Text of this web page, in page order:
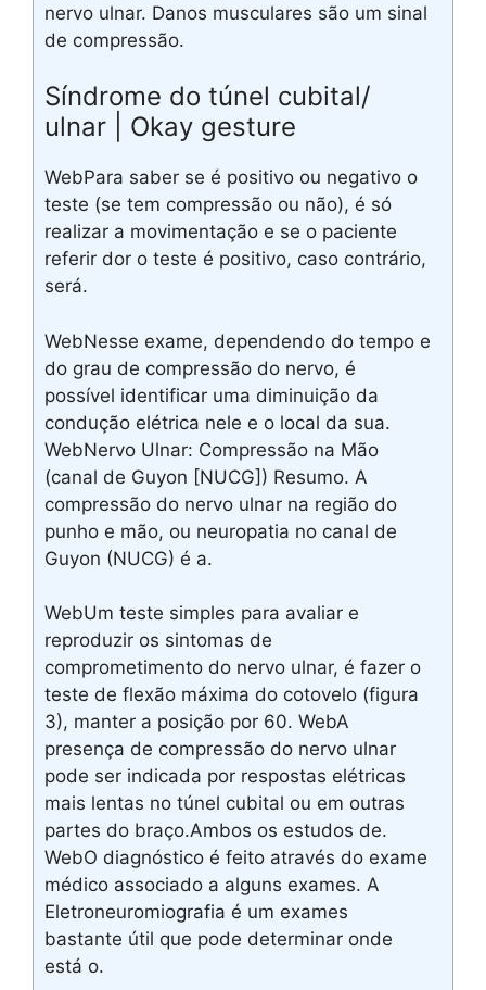
nervo ulnar. Danos musculares são um sinal
de compressão.
Síndrome do túnel cubital/
ulnar | Okay gesture
WebPara saber se é positivo ou negativo o
teste (se tem compressão ou não), é só
realizar a movimentação e se o paciente
referir dor o teste é positivo, caso contrário,
será.
WebNesse exame, dependendo do tempo e
do grau de compressão do nervo, é
possível identificar uma diminuição da
condução elétrica nele e o local da sua.
WebNervo Ulnar: Compressão na Mão
(canal de Guyon [NUCG]) Resumo. A
compressão do nervo ulnar na região do
punho e mão, ou neuropatia no canal de
Guyon (NUCG) é a.
WebUm teste simples para avaliar e
reproduzir os sintomas de
comprometimento do nervo ulnar, é fazer o
teste de flexão máxima do cotovelo (figura
3), manter a posição por 60. WebA
presença de compressão do nervo ulnar
pode ser indicada por respostas elétricas
mais lentas no túnel cubital ou em outras
partes do braço.Ambos os estudos de.
WebO diagnóstico é feito através do exame
médico associado a alguns exames. A
Eletroneuromiografia é um exames
bastante útil que pode determinar onde
está o.